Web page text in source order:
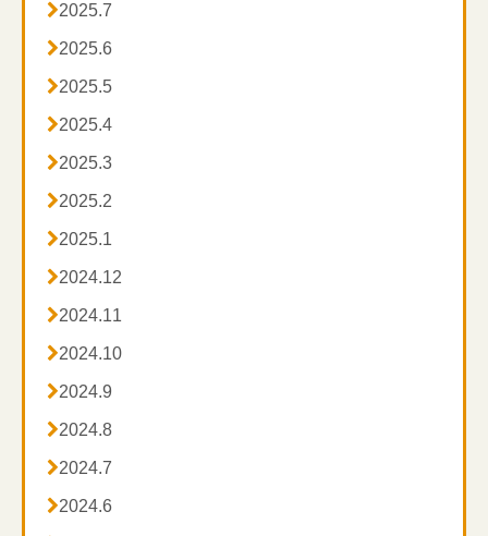
2025.7
2025.6
2025.5
2025.4
2025.3
2025.2
2025.1
2024.12
2024.11
2024.10
2024.9
2024.8
2024.7
2024.6